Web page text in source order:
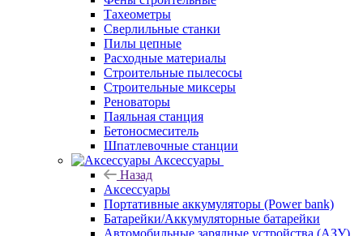
Тахеометры
Сверлильные станки
Пилы цепные
Расходные материалы
Строительные пылесосы
Строительные миксеры
Реноваторы
Паяльная станция
Бетоносмеситель
Шпатлевочные станции
Аксессуары
Назад
Аксессуары
Портативные аккумуляторы (Power bank)
Батарейки/Аккумуляторные батарейки
Автомобильные зарядные устройства (АЗУ)